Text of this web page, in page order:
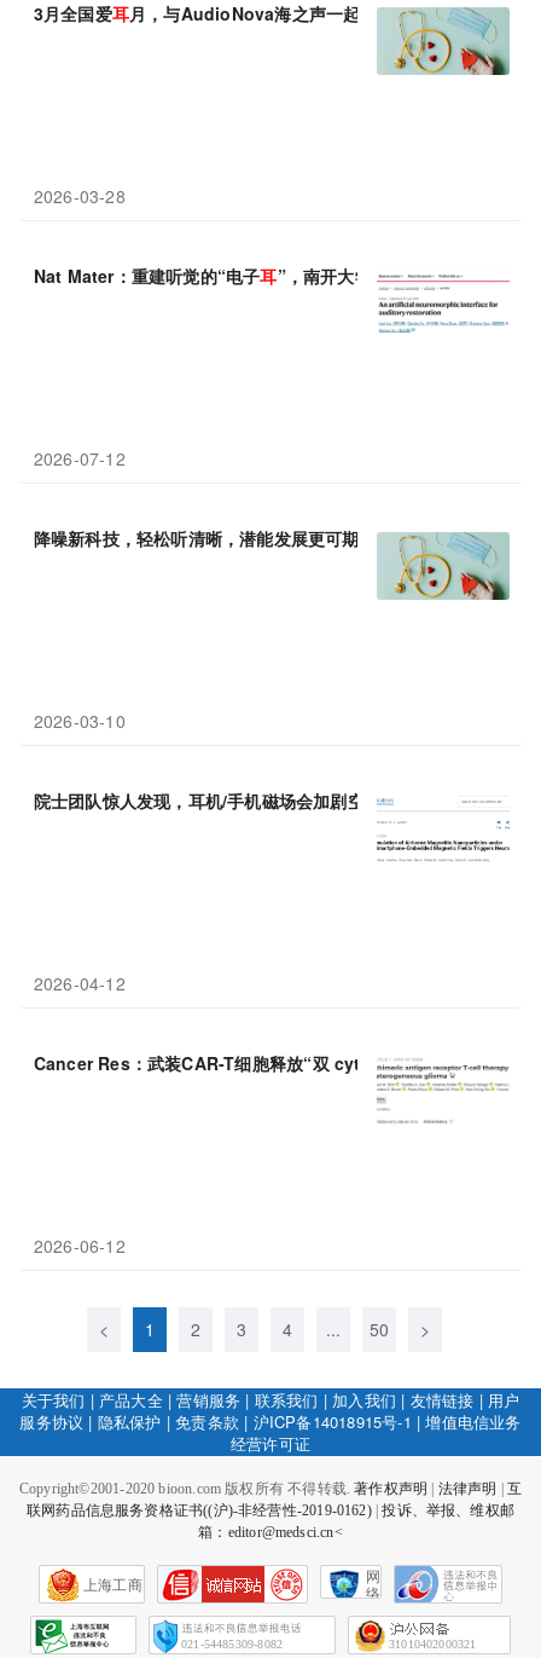
3月全国爱耳月，与AudioNova海之声一起重塑听损人士心理与社
2026-03-28
Nat Mater：重建听觉的“电子耳”，南开大学徐文涛团队开发神经
2026-07-12
降噪新科技，轻松听清晰，潜能发展更可期----科利耳Nucleus™ 8
2026-03-10
院士团队惊人发现，耳机/手机磁场会加剧空气中磁性颗粒进入大
2026-04-12
Cancer Res：武装CAR-T细胞释放“双 cytokine”火力，攻破胶
2026-06-12
< 1 2 3 4 ... 50 >
关于我们 | 产品大全|营销服务 | 联系我们 | 加入我们 | 友情链接 | 用户
服务协议 | 隐私保护 |免责条款 | 沪ICP备14018915号-1 |增值电信业务
经营许可证
Copyright©2001-2020 bioon.com 版权所有 不得转载.著作权声明 法律声明
互
联网药品信息服务资格证书((沪)-非经营性-2019-0162)|投诉、举报、维权邮
箱：editor@medsci.cn<
上海工商
网
络
会
征
021-54485309-8082 31010402000321